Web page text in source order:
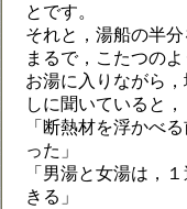
とです。
それと，湯船の半
まるで，こたつのよ
お湯に入りながら
しに聞いていると，
「断熱材を浮かべ
った」
「男湯と女湯は，
きる」